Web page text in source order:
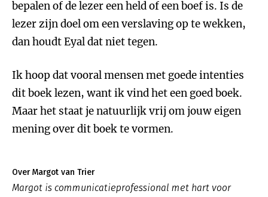
bepalen of de lezer een held of een boef is. Is de
lezer zijn doel om een verslaving op te wekken,
dan houdt Eyal dat niet tegen.
Ik hoop dat vooral mensen met goede intenties
dit boek lezen, want ik vind het een goed boek.
Maar het staat je natuurlijk vrij om jouw eigen
mening over dit boek te vormen.
Over Margot van Trier
Margot is communicatieprofessional met hart voor